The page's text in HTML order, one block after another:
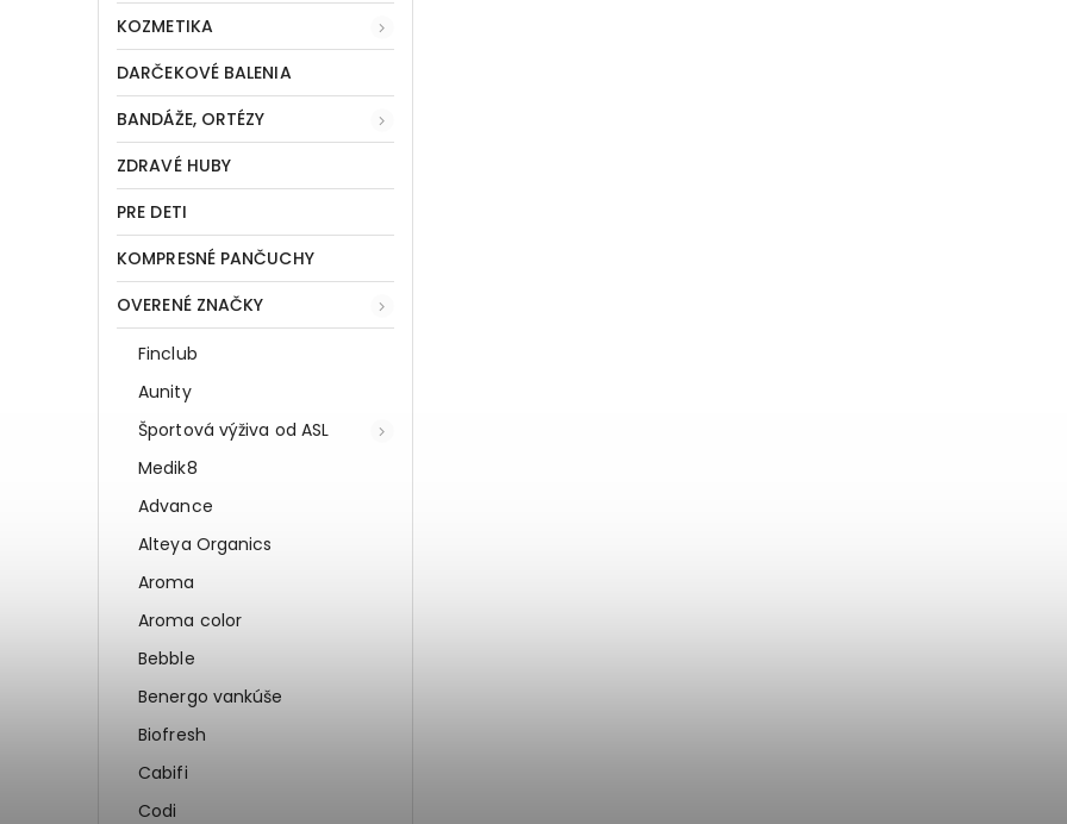
KOZMETIKA
DARČEKOVÉ BALENIA
BANDÁŽE, ORTÉZY
ZDRAVÉ HUBY
PRE DETI
KOMPRESNÉ PANČUCHY
OVERENÉ ZNAČKY
Finclub
Aunity
Športová výživa od ASL
Medik8
Advance
Alteya Organics
Aroma
Aroma color
Bebble
Benergo vankúše
Biofresh
Cabifi
Codi